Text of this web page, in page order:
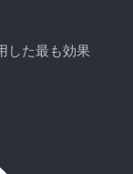
した最も効果